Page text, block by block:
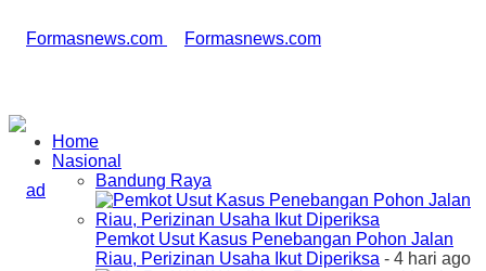
Home
Nasional
Bandung Raya
Pemkot Usut Kasus Penebangan Pohon Jalan
Riau, Perizinan Usaha Ikut Diperiksa - 4 hari ago